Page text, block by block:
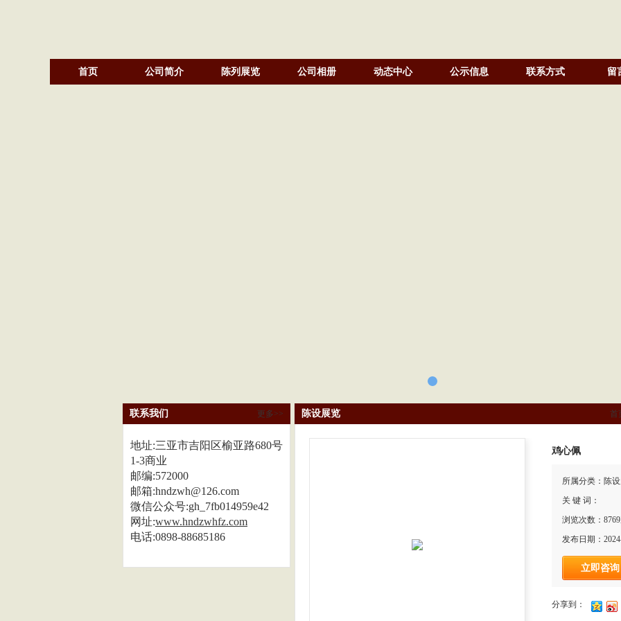
首页 公司简介 陈列展览 公司相册 动态中心 公示信息 联系方式 留
更多>>
联系我们
地址:三亚市吉阳区榆亚路680号
1-3商业
邮编:572000
邮箱:hndzwh@126.com
微信公众号:gh_7fb014959e42
网址:www.hndzwhfz.com
电话:0898-88685186
首
陈设展览
鸡心佩
所属分类：陈
关 键 词：
浏览次数：
发布日期：
立即咨询
分享到：